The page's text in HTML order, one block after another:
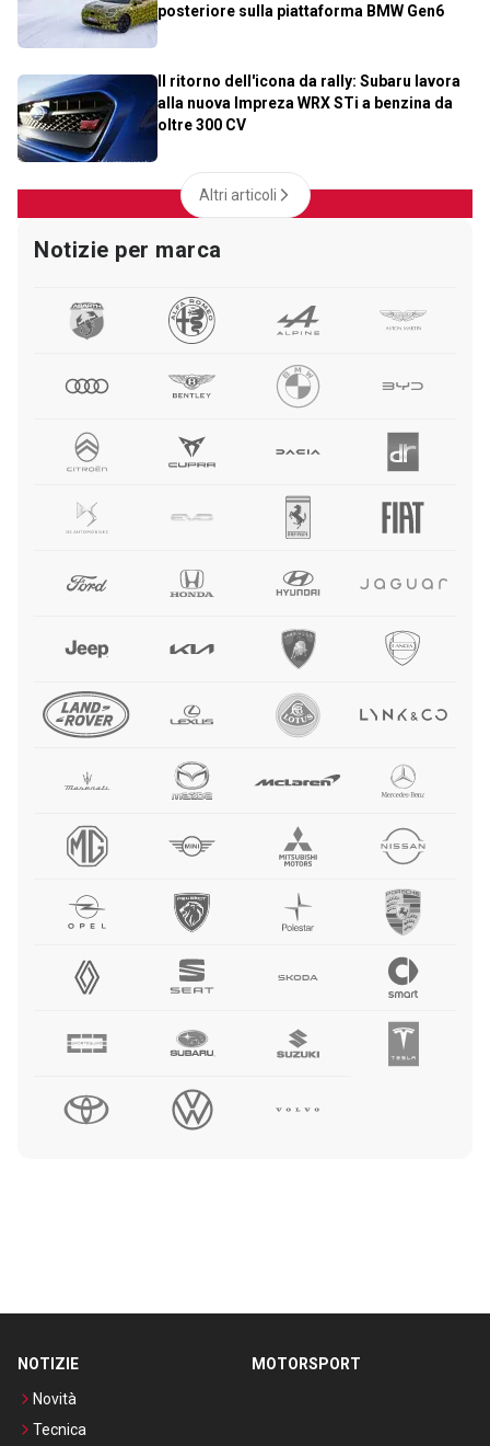
posteriore sulla piattaforma BMW Gen6
Il ritorno dell'icona da rally: Subaru lavora
alla nuova Impreza WRX STi a benzina da
oltre 300 CV
Altri articoli
Notizie per marca
NOTIZIE
Novità
Tecnica
MOTORSPORT